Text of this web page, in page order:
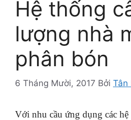
Hệ thống
lượng nhà
phân bón
6 Tháng Mười, 2017 Bởi Tân
Với nhu cầu ứng dụng các